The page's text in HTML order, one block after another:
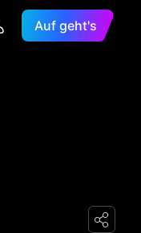
Auf geht's